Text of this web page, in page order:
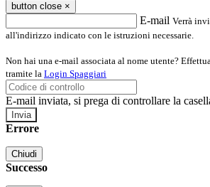
button close ×
E-mail Verrà
all'indirizzo indicato con le istruzioni necessarie.
Non hai una e-mail associata al nome utente?
tramite la Login Spaggiari
E-mail inviata, si prega di controllare la
Errore
Chiudi
Successo